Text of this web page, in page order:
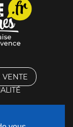
VENTE